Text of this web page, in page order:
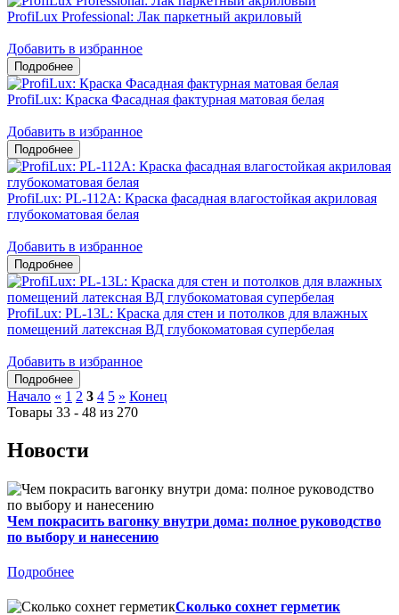
ProfiLux Professional: Лак паркетный акриловый
Добавить в избранное
ProfiLux: Краска Фасадная фактурная матовая белая
Добавить в избранное
ProfiLux: PL-112А: Краска фасадная влагостойкая акриловая
глубокоматовая белая
Добавить в избранное
ProfiLux: PL-13L: Краска для стен и потолков для влажных
помещений латексная ВД глубокоматовая супербелая
Добавить в избранное
Начало « 1 2 3 4 5 » Конец
Товары 33 - 48 из 270
Новости
Чем покрасить вагонку внутри дома: полное руководство
по выбору и нанесению
Подробнее
Сколько сохнет герметик